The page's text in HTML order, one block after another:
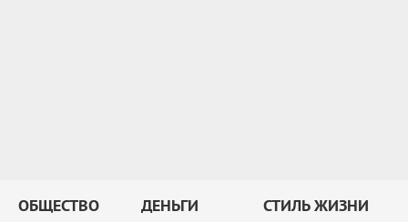
ОБЩЕСТВО ДЕНЬГИ СТИЛЬ ЖИЗНИ